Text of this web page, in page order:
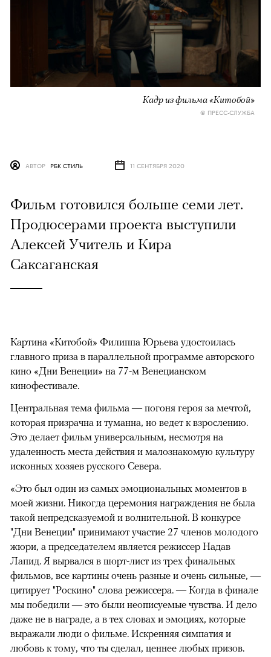
Кадр из фильма «Китобой»
© ПРЕСС-СЛУЖБА
АВТОР РБК СТИЛЬ 11 СЕНТЯБРЯ 2020
Фильм готовился больше семи лет.
Продюсерами проекта выступили
Алексей Учитель и Кира
Саксаганская
Картина «Китобой» Филиппа Юрьева удостоилась
главного приза в параллельной программе авторского
кино «Дни Венеции» на 77-м Венецианском
кинофестивале.
Центральная тема фильма — погоня героя за мечтой,
которая призрачна и туманна, но ведет к взрослению.
Это делает фильм универсальным, несмотря на
удаленность места действия и малознакомую культуру
исконных хозяев русского Севера.
«Это был один из самых эмоциональных моментов в
моей жизни. Никогда церемония награждения не была
такой непредсказуемой и волнительной. В конкурсе
"Дни Венеции" принимают участие 27 членов молодого
жюри, а председателем является режиссер Надав
Лапид. Я вырвался в шорт-лист из трех финальных
фильмов, все картины очень разные и очень сильные, —
цитирует "Роскино" слова режиссера. — Когда в финале
мы победили — это были неописуемые чувства. И дело
даже не в награде, а в тех словах и эмоциях, которые
выражали люди о фильме. Искренняя симпатия и
любовь к тому, что ты сделал, ценнее любых призов.